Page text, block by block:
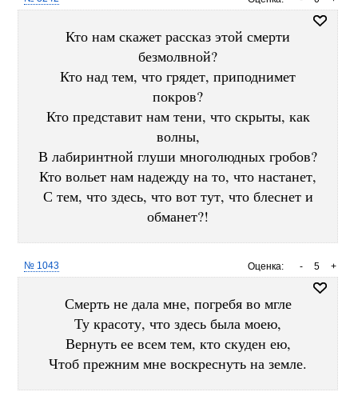
Кто нам скажет рассказ этой смерти
безмолвной?
Кто над тем, что грядет, приподнимет
покров?
Кто представит нам тени, что скрыты, как
волны,
В лабиринтной глуши многолюдных гробов?
Кто вольет нам надежду на то, что настанет,
С тем, что здесь, что вот тут, что блеснет и
обманет?!
Оценка: +
5
-
№ 1043
Смерть не дала мне, погребя во мгле
Ту красоту, что здесь была моею,
Вернуть ее всем тем, кто скуден ею,
Чтоб прежним мне воскреснуть на земле.